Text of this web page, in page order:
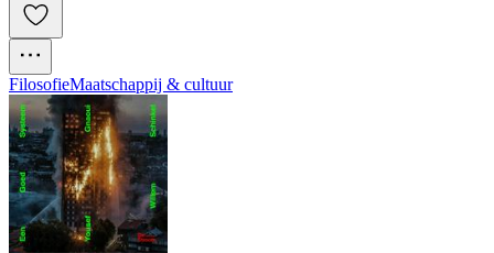
FilosofieMaatschappij & cultuur